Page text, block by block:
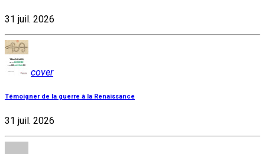
31 juil. 2026
cover
Témoigner de la guerre à la Renaissance
31 juil. 2026